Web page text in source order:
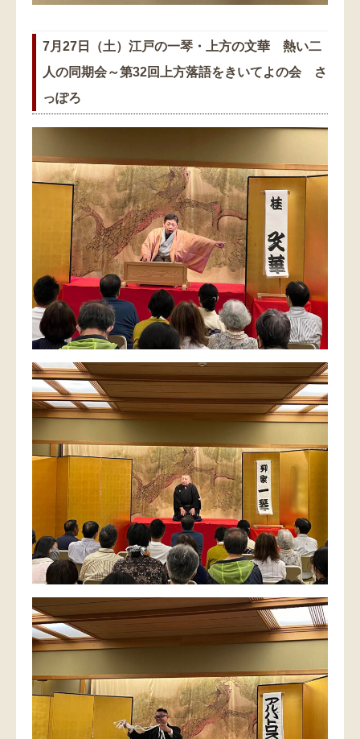
7月27日（土）江戸の一琴・上方の文華 熱い二
人の同期会～第32回上方落語をきいてよの会 さ
っぽろ